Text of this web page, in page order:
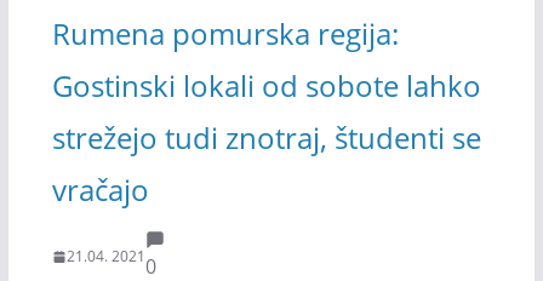
Rumena pomurska regija:
Gostinski lokali od sobote lahko
strežejo tudi znotraj, študenti se
vračajo
21.04. 20210